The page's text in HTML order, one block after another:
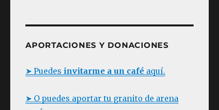
APORTACIONES Y DONACIONES
➤ Puedes invitarme a un café aquí.
➤ O puedes aportar tu granito de arena